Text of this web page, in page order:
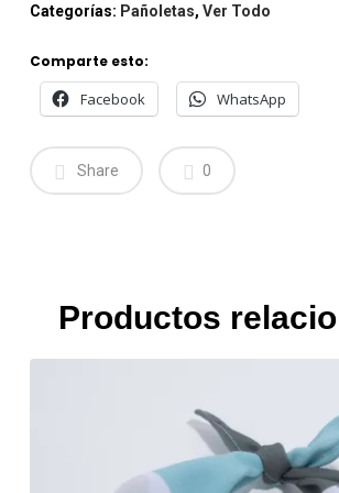
Categorías: Pañoletas, Ver Todo
Comparte esto:
Facebook WhatsApp
Share 0
Productos